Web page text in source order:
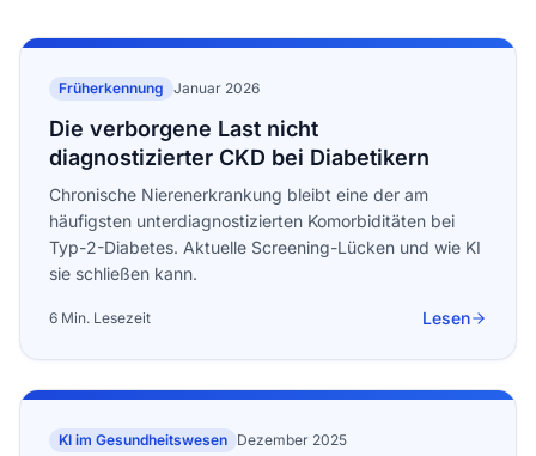
Früherkennung Januar 2026
Die verborgene Last nicht
diagnostizierter CKD bei Diabetikern
Chronische Nierenerkrankung bleibt eine der am
häufigsten unterdiagnostizierten Komorbiditäten bei
Typ-2-Diabetes. Aktuelle Screening-Lücken und wie KI
sie schließen kann.
6 Min. Lesezeit Lesen
KI im Gesundheitswesen Dezember 2025